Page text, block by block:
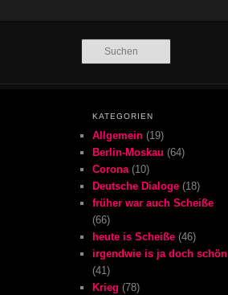
KATEGORIEN
Allgemein (19)
Berlin-Moskau (64)
Corona(10)
Deutsche Dialoge (18)
früher war auch Scheiße
(66)
heute is Scheiße (46)
irgendwie is ja doch schön
(41)
Krieg (78)